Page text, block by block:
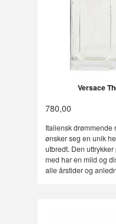
Versace
780,00
Italiensk drømmende
ønsker seg en unik
utbredt. Den
med har en mild og
alle årstider og